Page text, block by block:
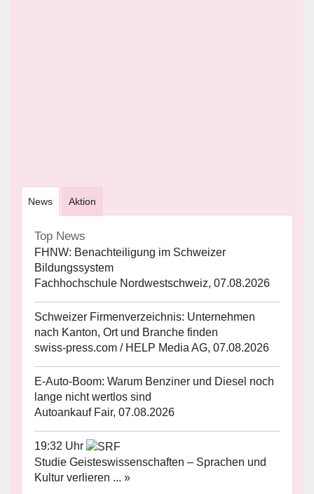
News Aktion
Top News
FHNW: Benachteiligung im Schweizer
Bildungssystem
Fachhochschule Nordwestschweiz, 07.08.2026
Schweizer Firmenverzeichnis: Unternehmen
nach Kanton, Ort und Branche finden
swiss-press.com / HELP Media AG, 07.08.2026
E-Auto-Boom: Warum Benziner und Diesel noch
lange nicht wertlos sind
Autoankauf Fair, 07.08.2026
19:32 Uhr
Studie Geisteswissenschaften – Sprachen und
Kultur verlieren ... »